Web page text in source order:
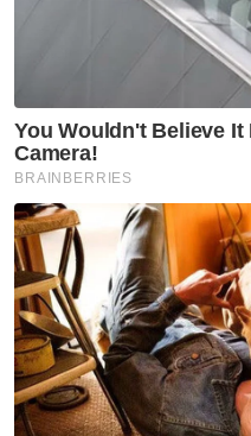
memastikan
akses pendidikan,
perkhidmatan sosial.
Beliau berkata, DSN
dalam usaha
sebagai payung
usaha dan strategi
memperkukuh
seterusnya
makmur dan
Bermula dengan